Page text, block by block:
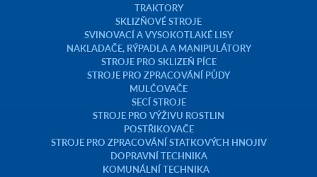
TRAKTORY
SKLIZŇOVÉ STROJE
SVINOVACÍ A VYSOKOTLAKÉ LISY
NAKLADAČE, RÝPADLA A MANIPULÁTORY
STROJE PRO SKLIZEŇ PÍCE
STROJE PRO ZPRACOVÁNÍ PŮDY
MULČOVAČE
SECÍ STROJE
STROJE PRO VÝŽIVU ROSTLIN
POSTŘIKOVAČE
STROJE PRO ZPRACOVÁNÍ STATKOVÝCH HNOJIV
DOPRAVNÍ TECHNIKA
KOMUNÁLNÍ TECHNIKA